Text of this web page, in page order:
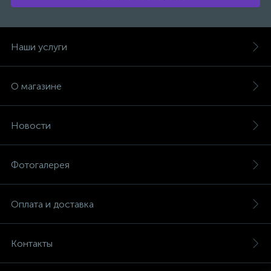
Наши услуги
О магазине
Новости
Фотогалерея
Оплата и доставка
Контакты